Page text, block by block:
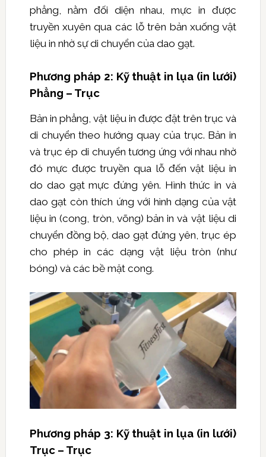
phẳng, nằm đối diện nhau, mực in được
truyền xuyên qua các lỗ trên bản xuống vật
liệu in nhờ sự di chuyển của dao gạt.
Phương pháp 2: Kỹ thuật in lụa (in lưới)
Phẳng – Trục
Bản in phẳng, vật liệu in được đặt trên trục và
di chuyển theo hướng quay của trục. Bản in
và trục ép di chuyển tương ứng với nhau nhờ
đó mực được truyền qua lỗ đến vật liệu in
do dao gạt mực đứng yên. Hình thức in và
dao gạt còn thích ứng với hình dạng của vật
liệu in (cong, tròn, võng) bản in và vật liệu di
chuyển đồng bộ, dao gạt đứng yên, trục ép
cho phép in các dạng vật liệu tròn (như
bóng) và các bề mặt cong.
Phương pháp 3: Kỹ thuật in lụa (in lưới)
Trục – Trục